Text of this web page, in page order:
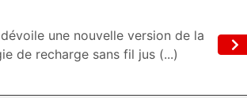
une nouvelle version de la
de recharge sans fil jus (...)